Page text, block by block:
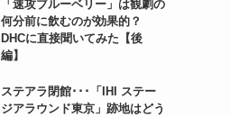
「速攻ブルーベリー」は観劇の
何分前に飲むのが効果的？
DHCに直接聞いてみた【後
編】
ステアラ閉館･･･「IHI ステー
ジアラウンド東京」跡地はどう